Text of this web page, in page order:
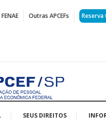
FENAE Outras APCEFs Reserva
SEUS DIREITOS